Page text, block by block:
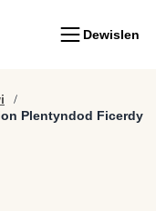
Dewislen
Plentyndod Ficerdy